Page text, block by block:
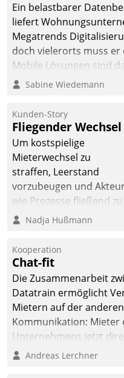
Ein belastbarer
liefert
Megatrends
doch vielerorts muss
Mobile Lösungen sind
Sabine Wiedemann
Kunden-Story
Fliegender Wechsel
Um kostspielige
Mieterwechsel zu
straffen, Leerstand
vorzubeugen und
wie Prozesse fließend zu
vernetzen, nutzt die
Jahresbeginn eine
Überblick, Einsicht und
Eingriff bietende
Zur Entwicklung setzte
man auf
Cloudtechnologie,
bewährte und Startup-
agile Projektmethoden.
Nadja Hußmann
Kooperation
Chat-fit
Die Zusammenarbeit
Datatrain ermöglicht
Mietern auf der
Kommunikation: Mieter
Unternehmens jetzt
Mitarbeiter oder
Andreas Lerchner